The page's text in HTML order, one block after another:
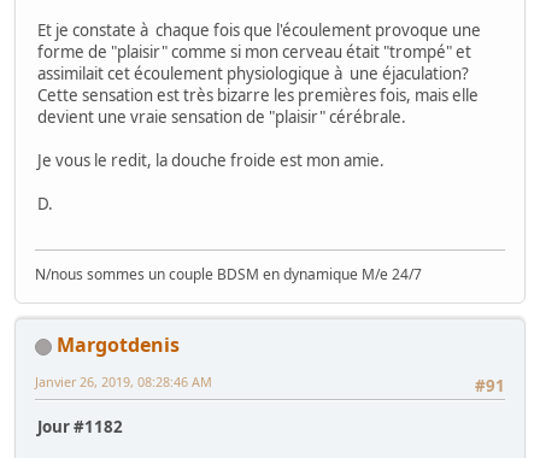
Et je constate à chaque fois que l'écoulement provoque une
forme de "plaisir" comme si mon cerveau était "trompé" et
assimilait cet écoulement physiologique à une éjaculation?
Cette sensation est très bizarre les premières fois, mais elle
devient une vraie sensation de "plaisir" cérébrale.
Je vous le redit, la douche froide est mon amie.
D.
N/nous sommes un couple BDSM en dynamique M/e 24/7
Margotdenis
#91
Janvier 26, 2019, 08:28:46 AM
Jour #1182